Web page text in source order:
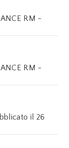
RM -
RM -
il 26